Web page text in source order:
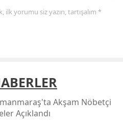
yorumu siz yazın, tartışalım *
Akşam Nöbetçi
Açıklandı